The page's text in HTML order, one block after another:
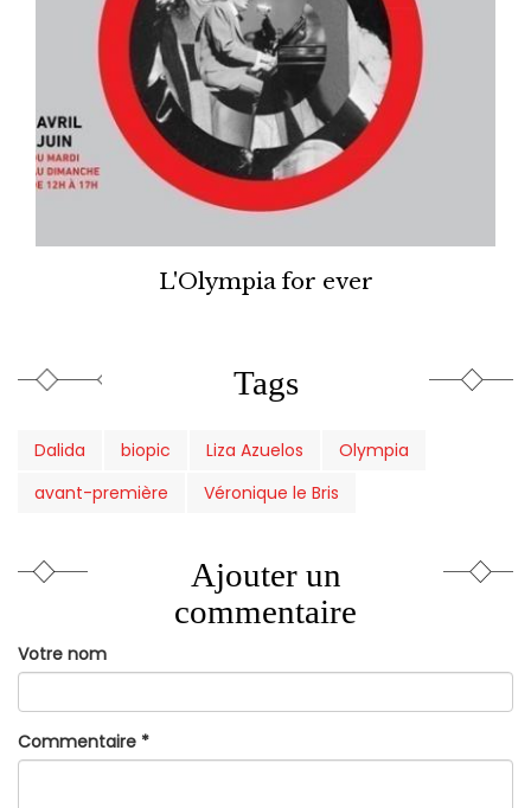
L'Olympia for ever
Tags
Dalida biopic Liza Azuelos
Olympia
avant-première
Véronique le Bris
Ajouter un
commentaire
Votre nom
Commentaire *